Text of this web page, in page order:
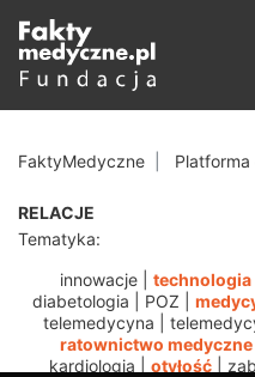
FaktyMedyczne
RELACJE
Tematyka:
innowacje
technologia
diabetologia
POZ
telemedycyna
ratownictwo medyczne
kardiologia
otyłość|